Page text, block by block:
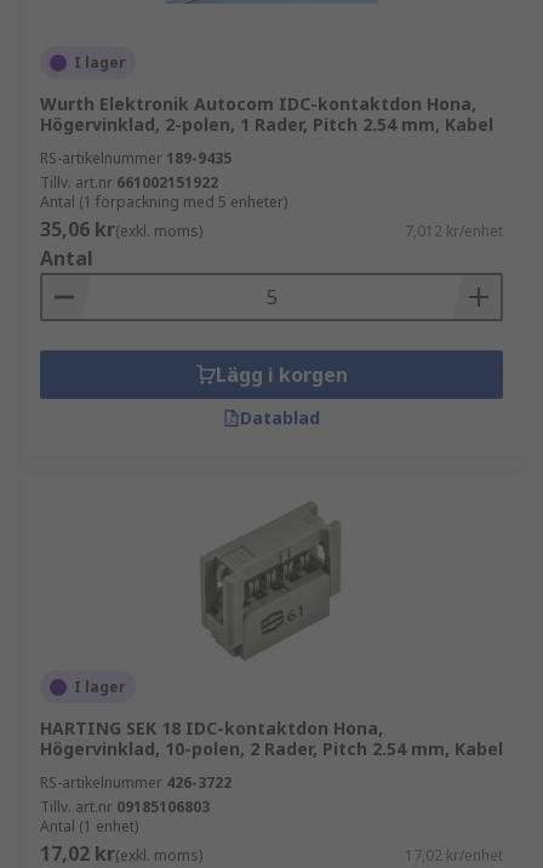
I lager
Wurth Elektronik Autocom IDC-kontaktdon Hona,
Högervinklad, 2-polen, 1 Rader, Pitch 2.54 mm, Kabel
RS-artikelnummer 189-9435
Tillv. art.nr 661002151922
Antal (1 förpackning med 5 enheter)
35,06 kr(exkl. moms) 7,012 kr/enhet
Antal
Lägg i korgen
Datablad
I lager
HARTING SEK 18 IDC-kontaktdon Hona,
Högervinklad, 10-polen, 2 Rader, Pitch 2.54 mm, Kabel
RS-artikelnummer 426-3722
Tillv. art.nr 09185106803
Antal (1 enhet)
17,02 kr(exkl. moms) 17,02 kr/enhet